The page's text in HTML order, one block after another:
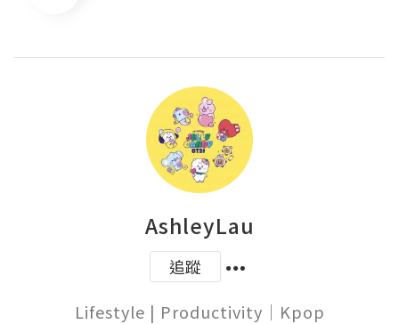
AshleyLau
追蹤
Lifestyle | Productivity｜Kpop